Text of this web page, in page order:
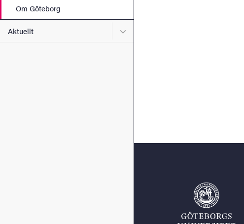
Om Göteborg
Aktuellt Undermeny för Aktuellt